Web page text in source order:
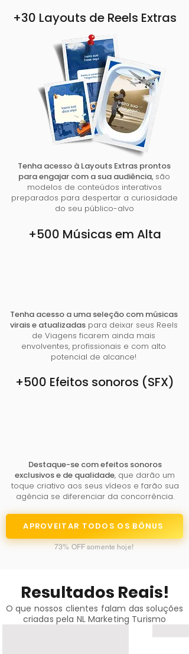
+30 Layouts de Reels Extras
Tenha acesso à Layouts Extras prontos
para engajar com a sua audiência, são
modelos de conteúdos interativos
preparados para despertar a curiosidade
do seu público-alvo
+500 Músicas em Alta
Tenha acesso a uma seleção com músicas
virais e atualizadaspara deixar seus Reels
de Viagens ficarem ainda mais
envolventes, profissionais e com alto
potencial de alcance!
+500 Efeitos sonoros (SFX)
Destaque-se com efeitos sonoros
exclusivos e de qualidade, que darão um
toque criativo aos seus vídeos e farão sua
agência se diferenciar da concorrência.
APROVEITAR TODOS OS BÔNUS
73% OFF somente hoje!
Resultados Reais!
O que nossos clientes falam das soluções
criadas pela NL Marketing Turismo